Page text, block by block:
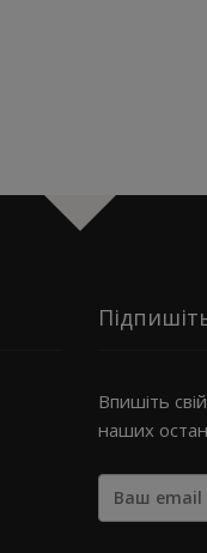
Впишіть
наших